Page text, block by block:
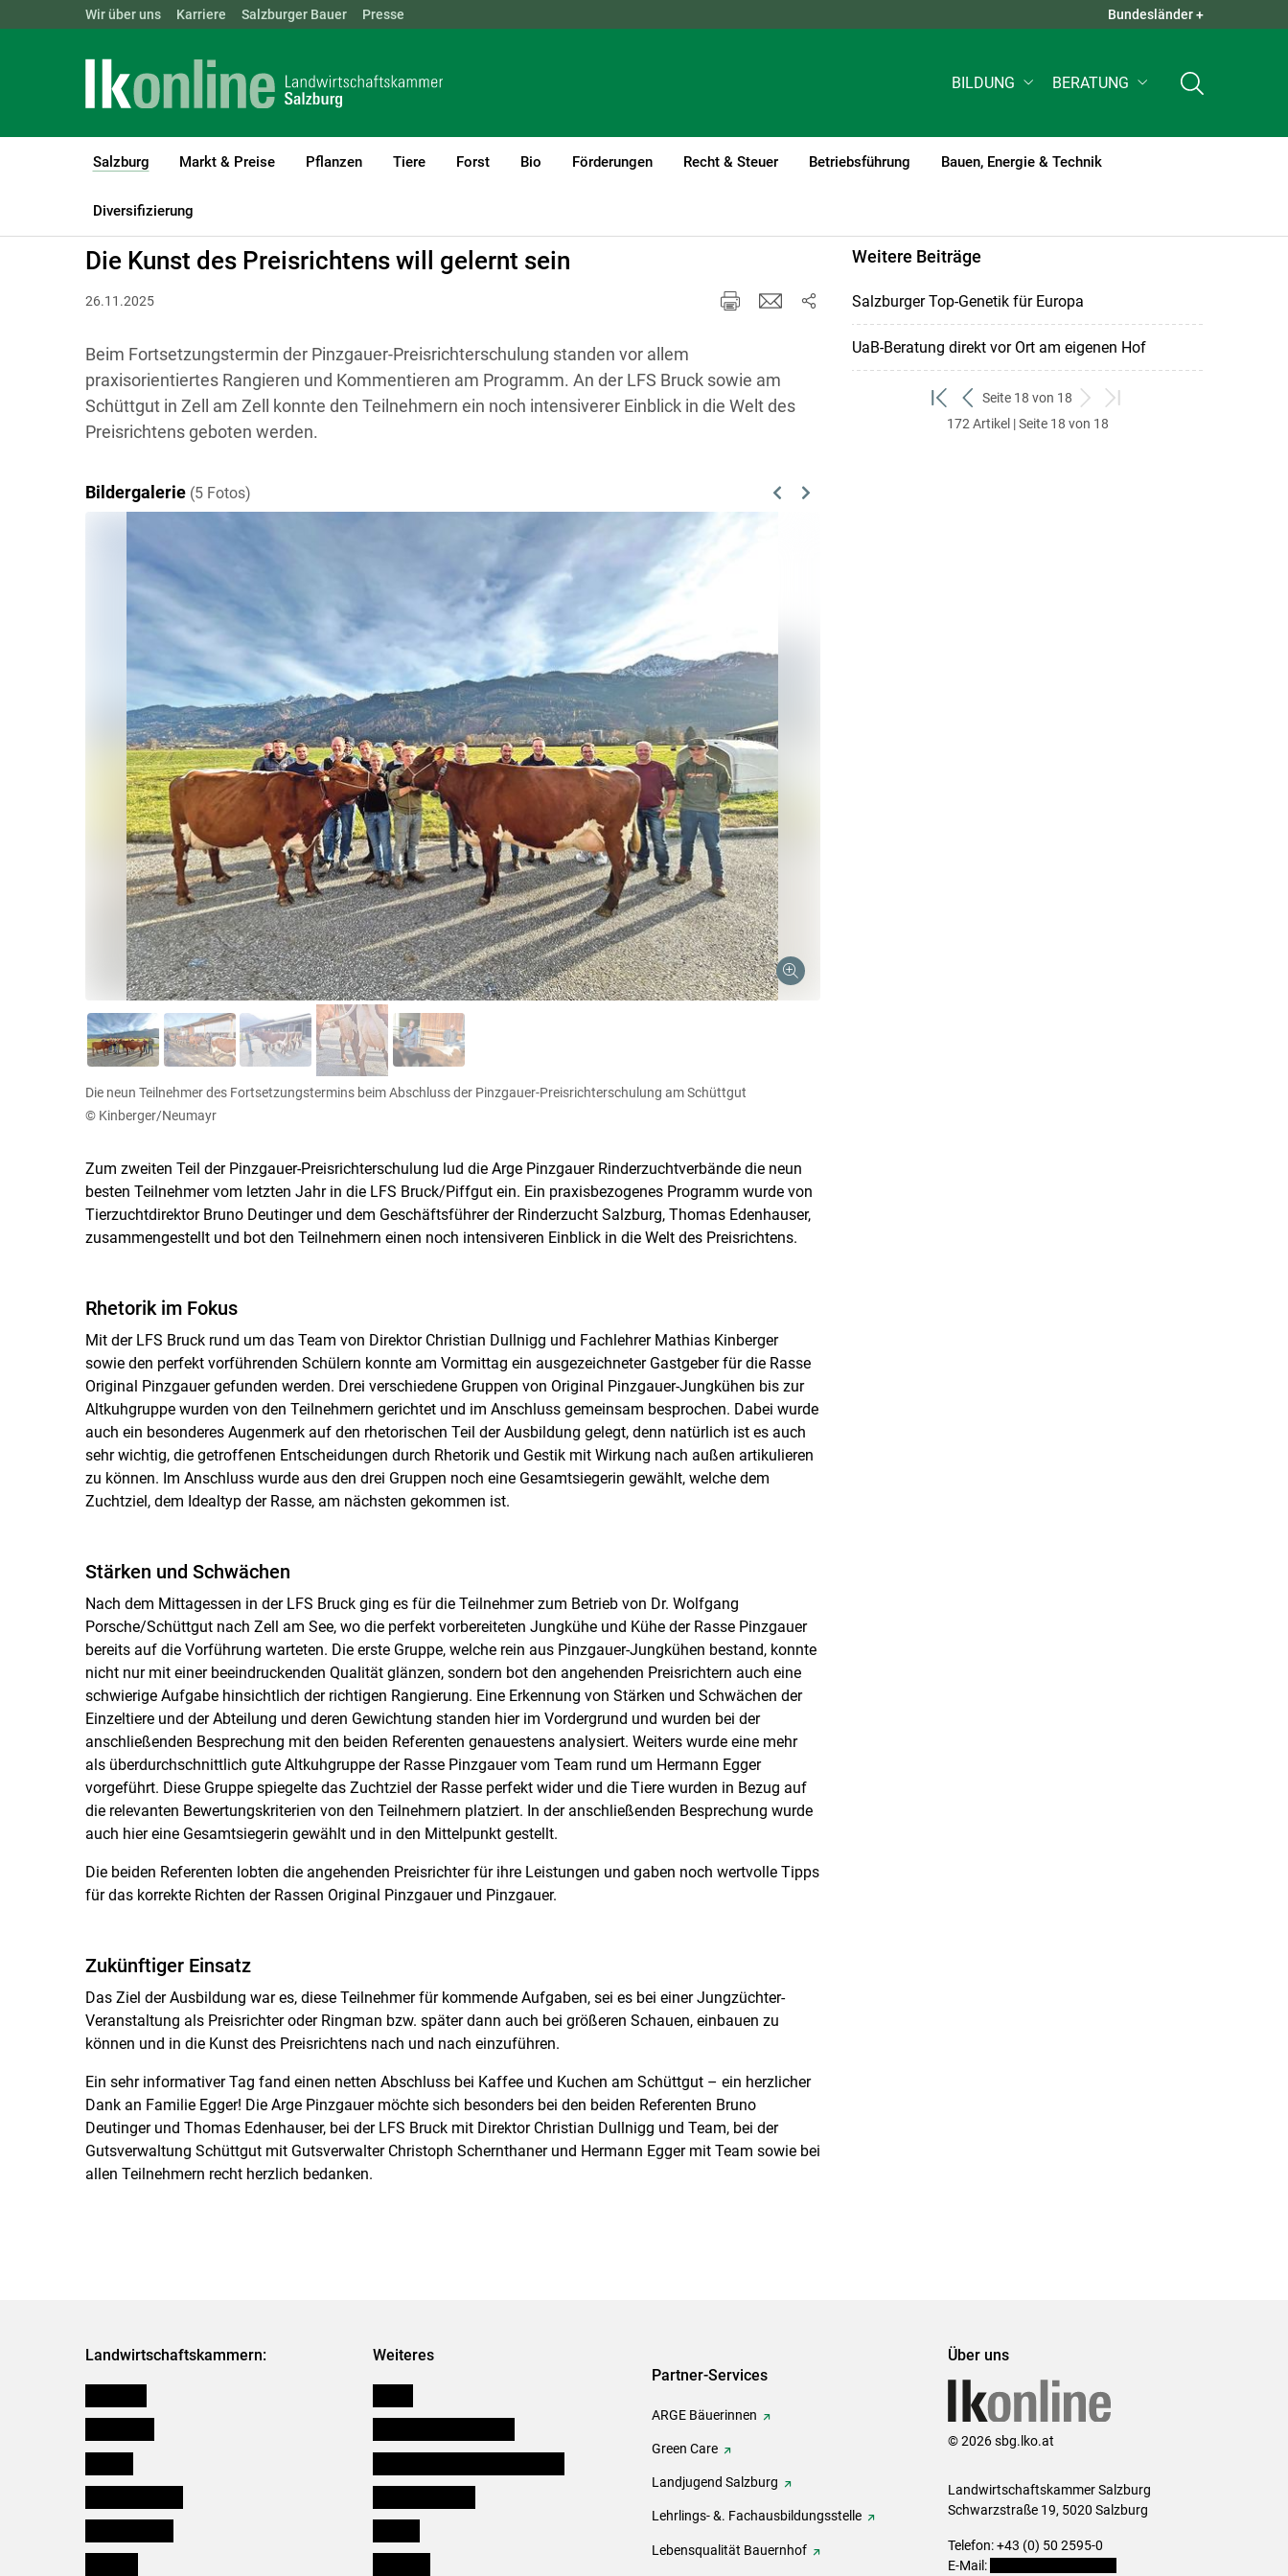
Skip to main content
Landwirtschaftskammern: ÖSTERREICH BGLD KTN QUICK LINKS +
Wir über uns Karriere Salzburger Bauer Presse Bundesländer +
BILDUNG BERATUNG
Salzburg
(current)1
Markt & Preise Pflanzen Tiere Forst Bio Förderungen Recht & Steuer Betriebsführung Bauen, Energie & Technik
Diversifizierung
LK Salzburg Salzburg
Die Kunst des Preisrichtens will gelernt sein
26.11.2025
Beim Fortsetzungstermin der Pinzgauer-Preisrichterschulung standen vor allem
praxisorientiertes Rangieren und Kommentieren am Programm. An der LFS Bruck sowie am
Schüttgut in Zell am Zell konnte den Teilnehmern ein noch intensiverer Einblick in die Welt des
Preisrichtens geboten werden.
Bildergalerie (5 Fotos) Previous
Next
Die neun Teilnehmer des Fortsetzungstermins beim Abschluss der Pinzgauer-Preisrichterschulung am Schüttgut
© Kinberger/Neumayr
Zum zweiten Teil der Pinzgauer-Preisrichterschulung lud die Arge Pinzgauer Rinderzuchtverbände die neun
besten Teilnehmer vom letzten Jahr in die LFS Bruck/Piffgut ein. Ein praxisbezogenes Programm wurde von
Tierzuchtdirektor Bruno Deutinger und dem Geschäftsführer der Rinderzucht Salzburg, Thomas Edenhauser,
zusammengestellt und bot den Teilnehmern einen noch intensiveren Einblick in die Welt des Preisrichtens.
Rhetorik im Fokus
Mit der LFS Bruck rund um das Team von Direktor Christian Dullnigg und Fachlehrer Mathias Kinberger
sowie den perfekt vorführenden Schülern konnte am Vormittag ein ausgezeichneter Gastgeber für die Rasse
Original Pinzgauer gefunden werden. Drei verschiedene Gruppen von Original Pinzgauer-Jungkühen bis zur
Altkuhgruppe wurden von den Teilnehmern gerichtet und im Anschluss gemeinsam besprochen. Dabei wurde
auch ein besonderes Augenmerk auf den rhetorischen Teil der Ausbildung gelegt, denn natürlich ist es auch
sehr wichtig, die getroffenen Entscheidungen durch Rhetorik und Gestik mit Wirkung nach außen artikulieren
zu können. Im Anschluss wurde aus den drei Gruppen noch eine Gesamtsiegerin gewählt, welche dem
Zuchtziel, dem Idealtyp der Rasse, am nächsten gekommen ist.
Stärken und Schwächen
Nach dem Mittagessen in der LFS Bruck ging es für die Teilnehmer zum Betrieb von Dr. Wolfgang
Porsche/Schüttgut nach Zell am See, wo die perfekt vorbereiteten Jungkühe und Kühe der Rasse Pinzgauer
bereits auf die Vorführung warteten. Die erste Gruppe, welche rein aus Pinzgauer-Jungkühen bestand, konnte
nicht nur mit einer beeindruckenden Qualität glänzen, sondern bot den angehenden Preisrichtern auch eine
schwierige Aufgabe hinsichtlich der richtigen Rangierung. Eine Erkennung von Stärken und Schwächen der
Einzeltiere und der Abteilung und deren Gewichtung standen hier im Vordergrund und wurden bei der
anschließenden Besprechung mit den beiden Referenten genauestens analysiert. Weiters wurde eine mehr
als überdurchschnittlich gute Altkuhgruppe der Rasse Pinzgauer vom Team rund um Hermann Egger
vorgeführt. Diese Gruppe spiegelte das Zuchtziel der Rasse perfekt wider und die Tiere wurden in Bezug auf
die relevanten Bewertungskriterien von den Teilnehmern platziert. In der anschließenden Besprechung wurde
auch hier eine Gesamtsiegerin gewählt und in den Mittelpunkt gestellt.
Die beiden Referenten lobten die angehenden Preisrichter für ihre Leistungen und gaben noch wertvolle Tipps
für das korrekte Richten der Rassen Original Pinzgauer und Pinzgauer.
Zukünftiger Einsatz
Das Ziel der Ausbildung war es, diese Teilnehmer für kommende Aufgaben, sei es bei einer Jungzüchter-
Veranstaltung als Preisrichter oder Ringman bzw. später dann auch bei größeren Schauen, einbauen zu
können und in die Kunst des Preisrichtens nach und nach einzuführen.
Ein sehr informativer Tag fand einen netten Abschluss bei Kaffee und Kuchen am Schüttgut – ein herzlicher
Dank an Familie Egger! Die Arge Pinzgauer möchte sich besonders bei den beiden Referenten Bruno
Deutinger und Thomas Edenhauser, bei der LFS Bruck mit Direktor Christian Dullnigg und Team, bei der
Gutsverwaltung Schüttgut mit Gutsverwalter Christoph Schernthaner und Hermann Egger mit Team sowie bei
allen Teilnehmern recht herzlich bedanken.
Weitere Beiträge
Salzburger Top-Genetik für Europa
UaB-Beratung direkt vor Ort am eigenen Hof
zum
ersten
zurück
zum
Seite 18 von 18
weiter
zum
zum
172 Artikel | Seite 18 von 18
Landwirtschaftskammern: Weiteres
Partner-Services
ARGE Bäuerinnen
Green Care
Landjugend Salzburg
Lehrlings- &. Fachausbildungsstelle
Lebensqualität Bauernhof
Über uns
© 2026 sbg.lko.at
Landwirtschaftskammer Salzburg
Schwarzstraße 19, 5020 Salzburg
Telefon: +43 (0) 50 2595-0
E-Mail: